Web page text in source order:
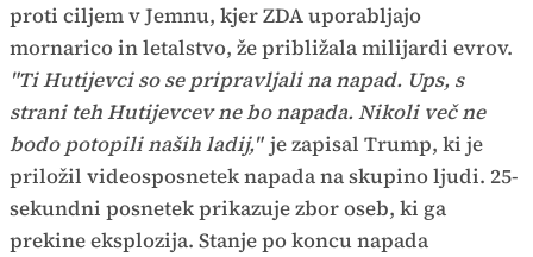
proti ciljem v Jemnu, kjer ZDA uporabljajo
mornarico in letalstvo, že približala milijardi evrov.
"Ti Hutijevci so se pripravljali na napad. Ups, s
strani teh Hutijevcev ne bo napada. Nikoli več ne
bodo potopili naših ladij," je zapisal Trump, ki je
priložil videosposnetek napada na skupino ljudi. 25-
sekundni posnetek prikazuje zbor oseb, ki ga
prekine eksplozija. Stanje po koncu napada